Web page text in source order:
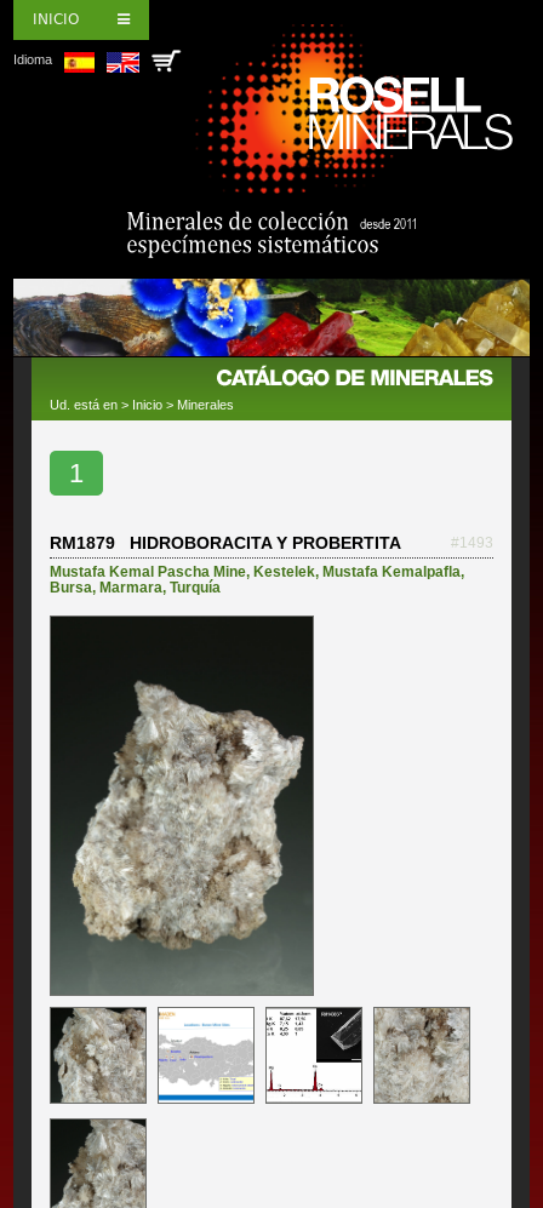
INICIO
Idioma
Ud. está en > Inicio > Minerales
1
RM1879 HIDROBORACITA Y PROBERTITA
#1493
Mustafa Kemal Pascha Mine, Kestelek, Mustafa Kemalpafla,
Bursa, Marmara,Turquía